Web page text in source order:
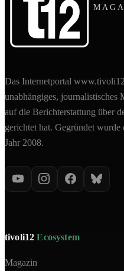
Das Internetportal
unabhängiges, journalistisches
auf die Berichterstattung über
gerichtet hat. Gegründet
Jahr 2008.
tivoli12Ecosystem
Magazin